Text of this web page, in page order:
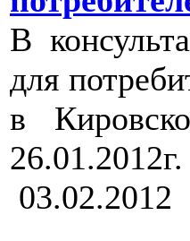
В
для
в
03.02.2012